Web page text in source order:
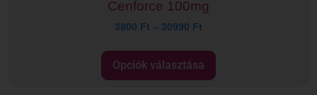
Cenforce 100mg
3800 Ft – 30990 Ft
Opciók választása